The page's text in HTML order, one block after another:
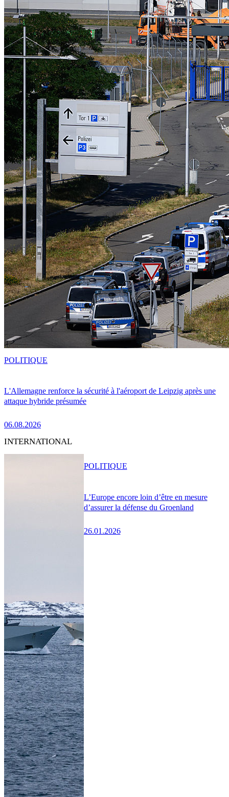
L'Allemagne renforce la sécurité à l'aéroport de Leipzig après une
attaque hybride présumée
06.08.2026
POLITIQUE
INTERNATIONAL
L’Europe encore loin d’être en mesure
d’assurer la défense du Groenland
26.01.2026
POLITIQUE